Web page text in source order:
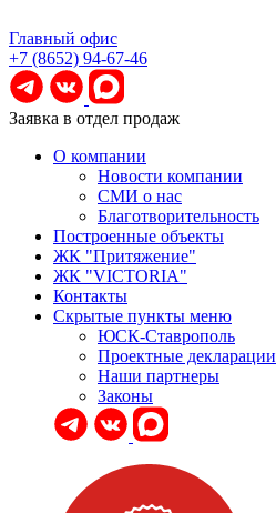
Главный офис
+7 (8652) 94-67-46
Заявка в отдел продаж
О компании
Новости компании
СМИ о нас
Благотворительность
Построенные объекты
ЖК "Притяжение"
ЖК "VICTORIA"
Контакты
Скрытые пункты меню
ЮСК-Ставрополь
Проектные декларации
Наши партнеры
Законы